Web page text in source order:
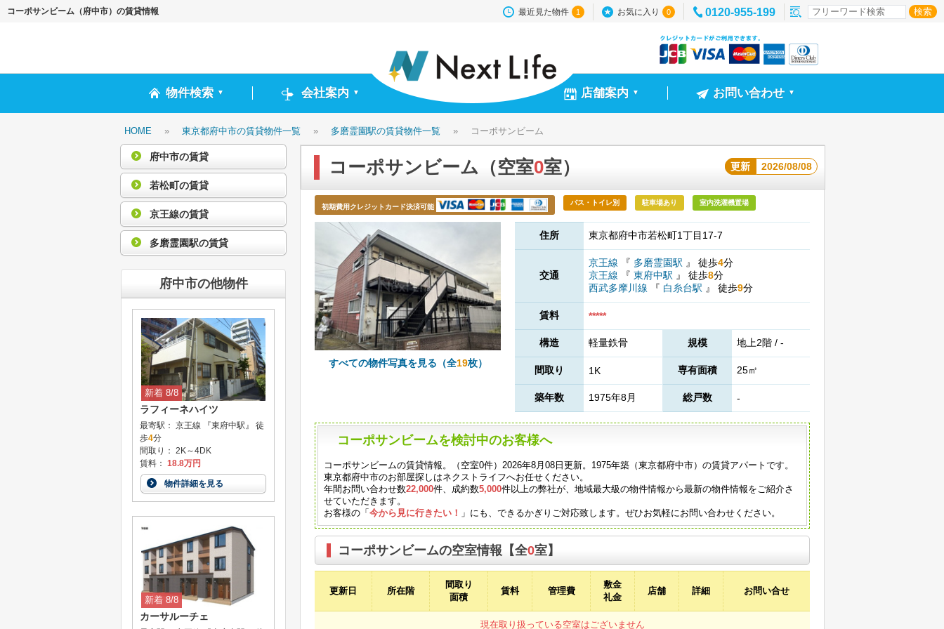
コーポサンビーム（府中市）の賃貸情報 最近見た物件 1 お気に入り 0 0120-955-199
物件検索 ▼ 会社案内 ▼ 店舗案内 ▼ お問い合わせ ▼
HOME » 東京都府中市の賃貸物件一覧 » 多磨霊園駅の賃貸物件一覧 » コーポサンビーム
コーポサンビーム（空室0室） 更新 2026/08/08
初期費用クレジットカード決済可能
バス・トイレ別 駐車場あり 室内洗濯機置場
すべての物件写真を見る（全19枚）
住所 東京都府中市若松町1丁目17-7
交通
京王線 『 多磨霊園駅 』 徒歩4分
京王線
『 東府中駅 』 徒歩8分
西武多摩川線
『 白糸台駅 』 徒歩9分
賃料 *****
構造 軽量鉄骨 規模 地上2階 / -
間取り 1K 専有面積 25㎡
築年数 1975年8月 総戸数 -
コーポサンビームを検討中のお客様へ
コーポサンビームの賃貸情報。（空室0件）2026年8月08日更新。1975年築（東京都府中市）の賃貸アパートです。
東京都府中市のお部屋探しはネクストライフへお任せください。
年間お問い合わせ数22,000件、成約数5,000件以上の弊社が、地域最大級の物件情報から最新の物件情報をご紹介さ
せていただきます。
お客様の「今から見に行きたい！ 」にも、できるかぎりご対応致します。ぜひお気軽にお問い合わせください。
コーポサンビームの空室情報【全0室】
更新日 所在階
間取り
面積
賃料 管理費
敷金
礼金
店舗 詳細 お問い合せ
現在取り扱っている空室はございません
府中市の賃貸
若松町の賃貸
京王線の賃貸
多磨霊園駅の賃貸
府中市の他物件
新着 8/8
ラフィーネハイツ
最寄駅： 京王線 『東府中駅』 徒
歩4分
間取り： 2K～4DK
賃料： 18.8万円
物件詳細を見る
新着 8/8
カーサルーチェ